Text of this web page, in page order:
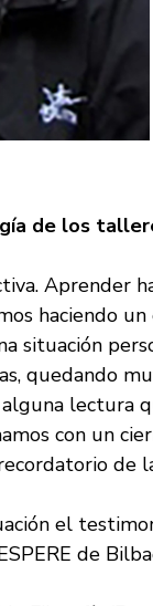
de los
Aprender
haciendo
situación
quedando
alguna lectura
con un
de
el
de